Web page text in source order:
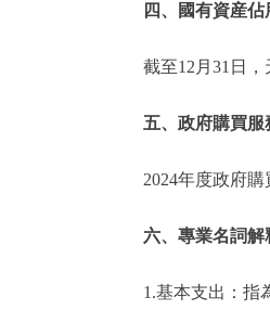
四、國有資産佔
截至12月31日
五、政府購買服
2024年度政府購
六、專業名詞解
1.基本支出：指